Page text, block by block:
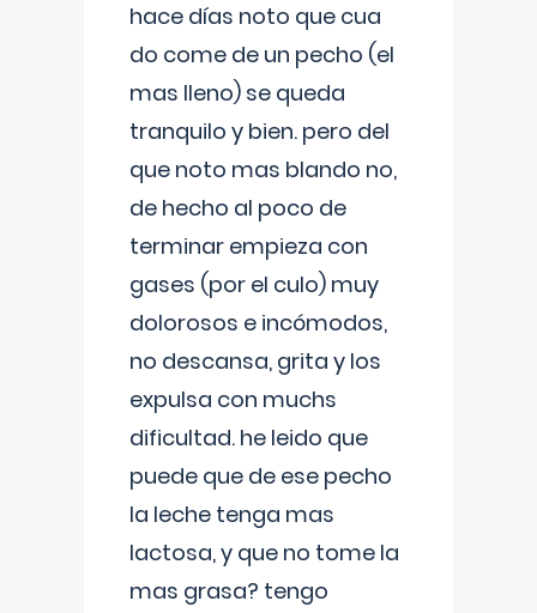
hace días noto que cua
do come de un pecho (el
mas lleno) se queda
tranquilo y bien. pero del
que noto mas blando no,
de hecho al poco de
terminar empieza con
gases (por el culo) muy
dolorosos e incómodos,
no descansa, grita y los
expulsa con muchs
dificultad. he leido que
puede que de ese pecho
la leche tenga mas
lactosa, y que no tome la
mas grasa? tengo